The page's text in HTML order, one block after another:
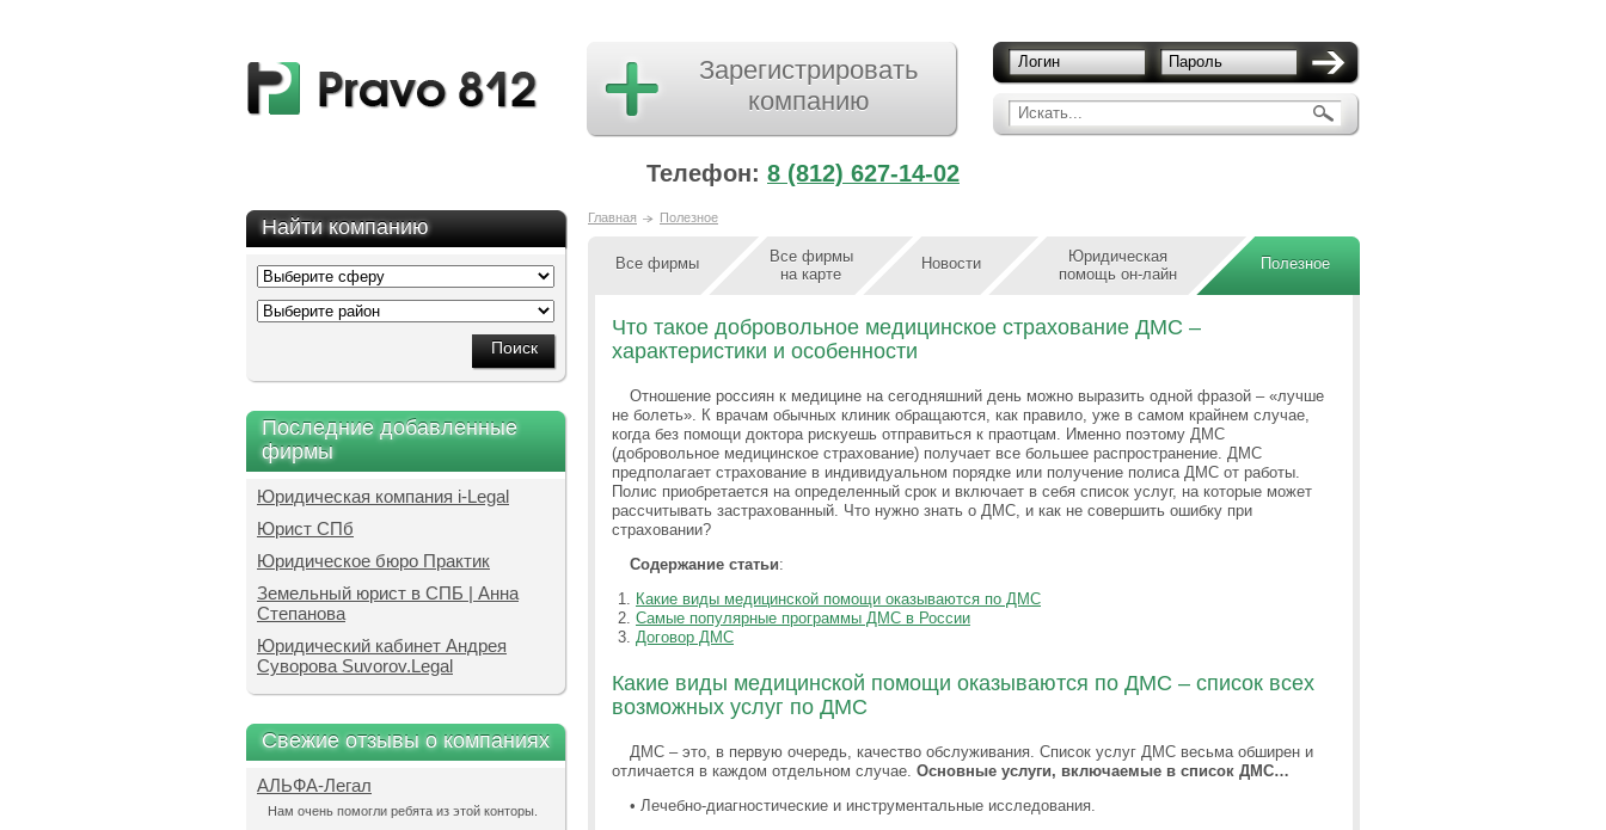
Искать...
Логин Пароль
Зарегистрировать
компанию
Телефон: 8 (812) 627-14-02
Найти компанию
Последние добавленные
фирмы
Юридическая компания i-Legal
Юрист СПб
Юридическое бюро Практик
Земельный юрист в СПБ | Анна
Степанова
Юридический кабинет Андрея
Суворова Suvorov.Legal
Свежие отзывы о компаниях
АЛЬФА-Легал
Нам очень помогли ребята из этой конторы.
Главная Полезное
Все фирмы
Все фирмы
на карте
Новости
Юридическая
помощь он-лайн
Полезное
Что такое добровольное медицинское страхование ДМС –
характеристики и особенности
Отношение россиян к медицине на сегодняшний день можно выразить одной фразой – «лучше
не болеть». К врачам обычных клиник обращаются, как правило, уже в самом крайнем случае,
когда без помощи доктора рискуешь отправиться к праотцам. Именно поэтому ДМС
(добровольное медицинское страхование) получает все большее распространение. ДМС
предполагает страхование в индивидуальном порядке или получение полиса ДМС от работы.
Полис приобретается на определенный срок и включает в себя список услуг, на которые может
рассчитывать застрахованный. Что нужно знать о ДМС, и как не совершить ошибку при
страховании?
Содержание статьи:
Какие виды медицинской помощи оказываются по ДМС
Самые популярные программы ДМС в России
Договор ДМС
Какие виды медицинской помощи оказываются по ДМС – список всех
возможных услуг по ДМС
ДМС – это, в первую очередь, качество обслуживания. Список услуг ДМС весьма обширен и
отличается в каждом отдельном случае. Основные услуги, включаемые в список ДМС…
• Лечебно-диагностические и инструментальные исследования.